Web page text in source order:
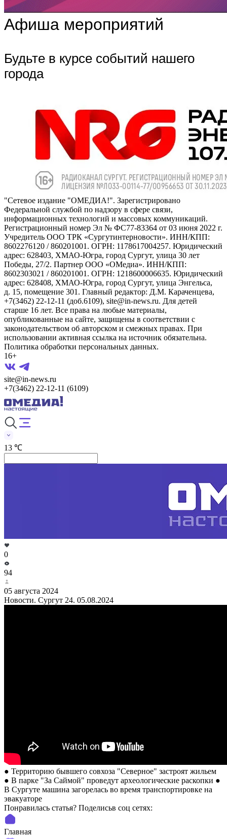
Афиша мероприятий
Будьте в курсе событий нашего
города
"Сетевое издание "ОМЕДИА!". Зарегистрировано
Федеральной службой по надзору в сфере связи,
информационных технологий и массовых коммуникаций.
Регистрационный номер Эл № ФС77-83364 от 03 июня 2022 г.
Учредитель ООО ТРК «Сургутинтерновости». ИНН/КПП:
8602276120 / 860201001. ОГРН: 1178617004257. Юридический
адрес: 628403, ХМАО-Югра, город Сургут, улица 30 лет
Победы, 27/2. Партнер ООО «ОМедиа». ИНН/КПП:
8602303021 / 860201001. ОГРН: 1218600006635. Юридический
адрес: 628408, ХМАО-Югра, город Сургут, улица Энгельса,
д. 15, помещение 301. Главный редактор: Д.М. Караченцева,
+7(3462) 22-12-11 (доб.6109), site@in-news.ru. Для детей
старше 16 лет. Все права на любые материалы,
опубликованные на сайте, защищены в соответствии с
законодательством об авторском и смежных правах. При
использовании активная ссылка на источник обязательна.
Политика обработки персональных данных.
16+
site@in-news.ru
+7(3462) 22-12-11 (6109)
13 ℃
0
94
05 августа 2024
Новости. Сургут 24. 05.08.2024
● Территорию бывшего совхоза "Северное" застроят жильем
● В парке "За Саймой" проведут археологические раскопки ●
В Сургуте машина загорелась во время транспортировке на
эвакуаторе
Понравилась статья? Поделиcьв соц сетях:
Главная